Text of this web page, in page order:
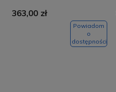
363,00 zł
Powiadom
o
dostępności